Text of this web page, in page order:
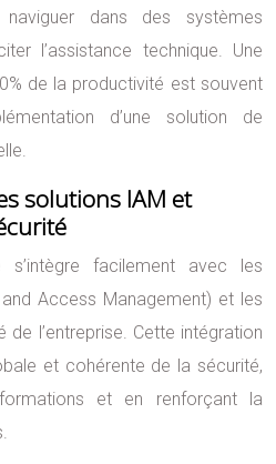
dans des systèmes
l’assistance technique. Une
de la productivité est souvent
d’une solution de
solutions IAM et
s’intègre facilement avec les
Access Management) et les
l’entreprise. Cette intégration
et cohérente de la sécurité,
et en renforçant la